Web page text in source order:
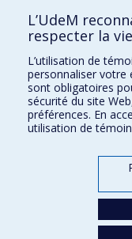
Plan du site
Accessibilité
Gabarits et image de
Agenda FMV & calendrier
La Faculté de médecine
l'agrément complet de l'
L’UdeM
respecter la
L’utilisation de
personnaliser votre
sont obligatoires
sécurité du site
préférences. En
utilisation de